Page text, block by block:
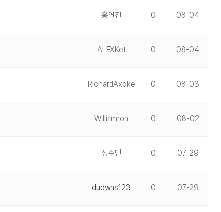
홍연진 0 08-04
ALEXKet 0 08-04
RichardAxoke 0 08-03
Williamron 0 08-02
성수민 0 07-29
dudwns123 0 07-29